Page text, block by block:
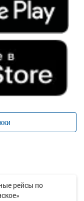
рейсы по